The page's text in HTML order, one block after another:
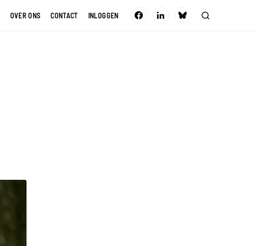
OVER ONS CONTACT INLOGGEN